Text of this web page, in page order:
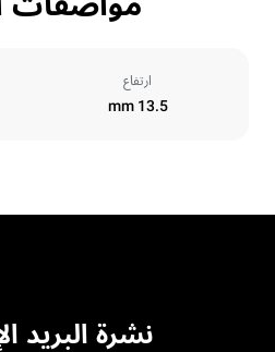
ارتفاع
13.5 mm
نشرة البريد